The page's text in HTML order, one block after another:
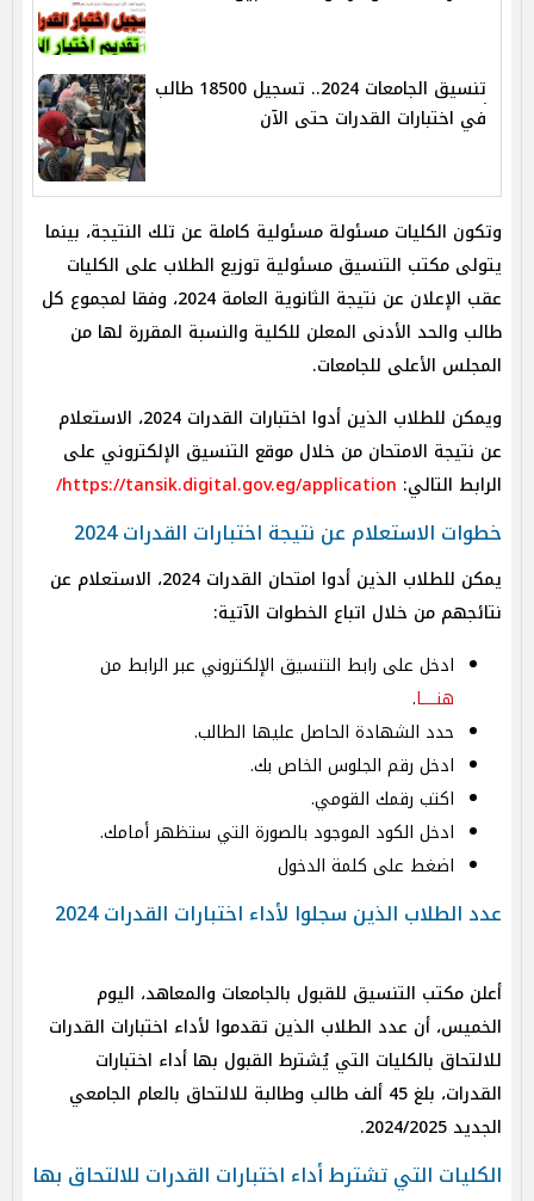
تنسيق الجامعات 2024.. تسجيل 18500 طالب
في اختبارات القدرات حتى الآن
وتكون الكليات مسئولة مسئولية كاملة عن تلك النتيجة، بينما
يتولى مكتب التنسيق مسئولية توزيع الطلاب على الكليات
عقب الإعلان عن نتيجة الثانوية العامة 2024، وفقا لمجموع كل
طالب والحد الأدنى المعلن للكلية والنسبة المقررة لها من
المجلس الأعلى للجامعات.
ويمكن للطلاب الذين أدوا اختبارات القدرات 2024، الاستعلام
عن نتيجة الامتحان من خلال موقع التنسيق الإلكتروني على
الرابط التالي: https://tansik.digital.gov.eg/application/
خطوات الاستعلام عن نتيجة اختبارات القدرات 2024
يمكن للطلاب الذين أدوا امتحان القدرات 2024، الاستعلام عن
نتائجهم من خلال اتباع الخطوات الآتية:
ادخل على رابط التنسيق الإلكتروني عبر الرابط من
هنــــا.
حدد الشهادة الحاصل عليها الطالب.
ادخل رقم الجلوس الخاص بك.
اكتب رقمك القومي.
ادخل الكود الموجود بالصورة التي ستظهر أمامك.
اضغط على كلمة الدخول
عدد الطلاب الذين سجلوا لأداء اختبارات القدرات 2024
أعلن مكتب التنسيق للقبول بالجامعات والمعاهد، اليوم
الخميس، أن عدد الطلاب الذين تقدموا لأداء اختبارات القدرات
للالتحاق بالكليات التي يُشترط القبول بها أداء اختبارات
القدرات، بلغ 45 ألف طالب وطالبة للالتحاق بالعام الجامعي
الجديد 2024/2025.
الكليات التي تشترط أداء اختبارات القدرات للالتحاق بها